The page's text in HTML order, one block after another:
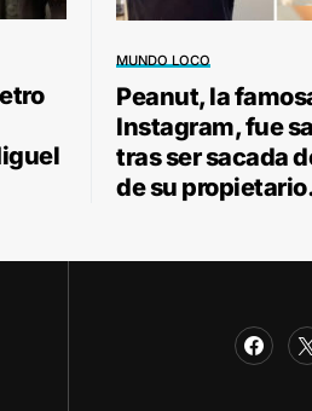
MUNDO LOCO
Peanut, la
Instagram, fue
tras ser sacada
de su